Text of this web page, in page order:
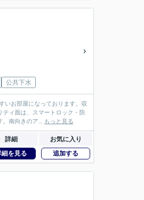
公共下水
いお部屋になっております。収
ティ面は、スマートロック・防
。南向きのア... もっと見る
詳細 お気に入り
細を見る 追加する